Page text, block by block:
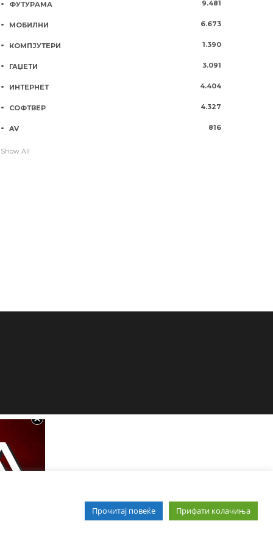
ФУТУРАМА 9.481
МОБИЛНИ 6.673
КОМПЈУТЕРИ 1.390
ГАЏЕТИ 3.091
ИНТЕРНЕТ 4.404
СОФТВЕР 4.327
AV 816
Show All
Прочитај повеќе Прифати колачиња